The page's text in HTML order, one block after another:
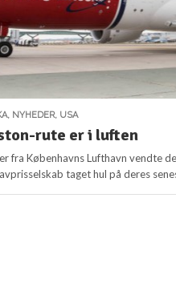
, NYHEDER, USA
rute er i luften
fra Københavns Lufthavn vendte
taget hul på deres